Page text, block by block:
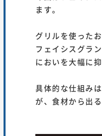
ます。
グリルを使った
フェイシスグラ
においを大幅に
具体的な仕組み
が、食材から出